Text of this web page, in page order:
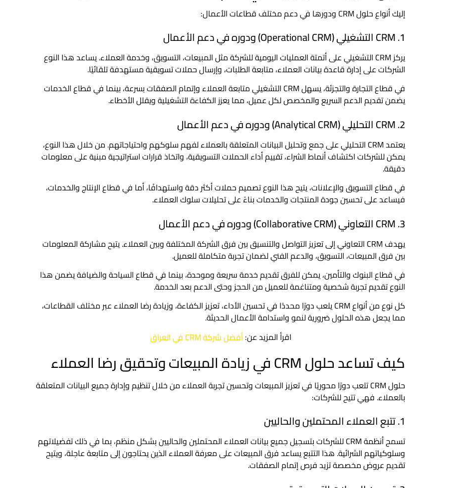
إليك أنواع حلول CRM ودورها في دعم مختلف قطاعات الأعمال:
1. CRM التشغيلي (Operational CRM) ودوره في دعم الأعمال
يركز CRM التشغيلي على أتمتة العمليات اليومية للشركة مثل المبيعات، التسويق، وخدمة العملاء. يساعد هذا النوع
الشركات على إدارة قاعدة بيانات العملاء، متابعة الطلبات، وإرسال حملات تسويقية مستهدفة تلقائيًا.
في قطاع التجارة والتجزئة، يسهل CRM التشغيلي متابعة العملاء وإتمام الصفقات بسرعة، بينما في قطاع الخدمات
يضمن تقديم الدعم السريع والمخصص لكل عميل، مما يعزز الكفاءة التشغيلية ويقلل الأخطاء.
2. CRM التحليلي (Analytical CRM) ودوره في دعم الأعمال
يعتمد CRM التحليلي على جمع وتحليل البيانات المتعلقة بالعملاء لفهم سلوكهم واحتياجاتهم. من خلال هذا النوع،
يمكن للشركات اكتشاف أنماط الشراء، تقييم أداء الحملات التسويقية، واتخاذ قرارات استراتيجية مبنية على معلومات
دقيقة.
في قطاع التسويق والإعلانات، يتيح هذا النوع تصميم حملات أكثر دقة واستهدافًا، أما في قطاع الإنتاج والخدمات،
فيساعد على تحسين جودة المنتجات والخدمات بناءً على تحليلات سلوك العملاء.
3. CRM التعاوني (Collaborative CRM) ودوره في دعم الأعمال
يهدف CRM التعاوني إلى تعزيز التواصل والتنسيق بين فرق الشركة المختلفة وبين العملاء. يتيح مشاركة المعلومات
بين فرق المبيعات، التسويق، والدعم الفني لضمان تجربة متكاملة للعميل.
في قطاع البنوك والتأمين، يمكن للفرق تقديم خدمة سريعة وموحدة، بينما في قطاع السياحة والضيافة يضمن هذا
النوع تقديم تجربة شخصية ومتناغمة للعميل من الحجز وحتى الدعم بعد الخدمة.
كل نوع من أنواع CRM يلعب دورًا محددًا في تحسين الأداء، تعزيز الكفاءة، وزيادة رضا العملاء عبر مختلف القطاعات،
مما يجعل هذه الحلول ضرورية لنمو واستدامة الأعمال الحديثة.
اقرأ المزيد عن:أفضل شركة CRM في العراق
كيف تساعد حلول CRM في زيادة المبيعات وتحقيق رضا العملاء
حلول CRM تلعب دورًا محوريًا في تعزيز المبيعات وتحسين تجربة العملاء من خلال تنظيم وإدارة جميع البيانات المتعلقة
بالعملاء. فهي تتيح للشركات:
1. تتبع العملاء المحتملين والحاليين
تسمح أنظمة CRM للشركات بتسجيل جميع بيانات العملاء المحتملين والحاليين بشكل منظم، بما في ذلك تفضيلاتهم
وسلوكياتهم الشرائية. هذا التتبع يساعد فرق المبيعات على معرفة العملاء الذين يحتاجون إلى متابعة عاجلة، ويتيح
تقديم عروض مخصصة تزيد فرص إتمام الصفقات.